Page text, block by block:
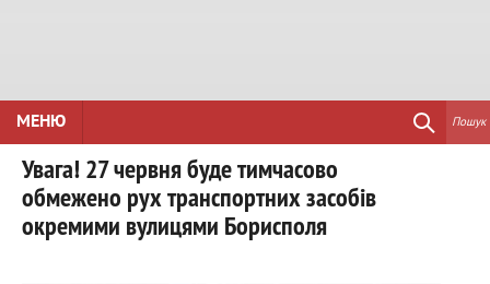
МЕНЮ Пошук
Увага! 27 червня буде тимчасово
обмежено рух транспортних засобів
окремими вулицями Борисполя